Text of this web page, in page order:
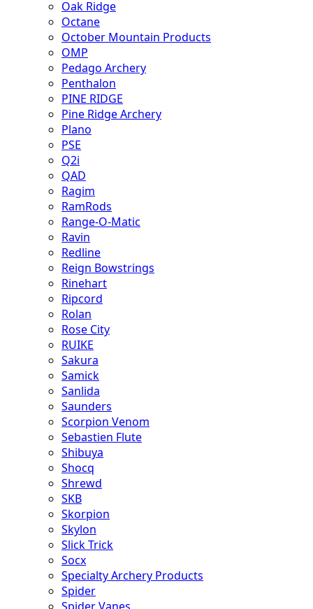
Oak Ridge
Octane
October Mountain Products
OMP
Pedago Archery
Penthalon
PINE RIDGE
Pine Ridge Archery
Plano
PSE
Q2i
QAD
Ragim
RamRods
Range-O-Matic
Ravin
Redline
Reign Bowstrings
Rinehart
Ripcord
Rolan
Rose City
RUIKE
Sakura
Samick
Sanlida
Saunders
Scorpion Venom
Sebastien Flute
Shibuya
Shocq
Shrewd
SKB
Skorpion
Skylon
Slick Trick
Socx
Specialty Archery Products
Spider